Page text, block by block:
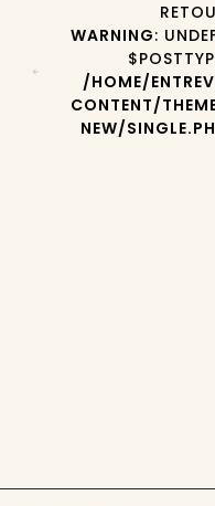
WARNING:
/HOME/
CONTENT/
NEW/